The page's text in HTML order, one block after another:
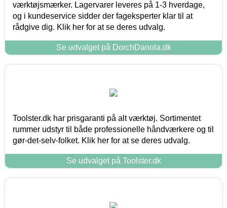
værktøjsmærker. Lagervarer leveres på 1-3 hverdage,
og i kundeservice sidder der fageksperter klar til at
rådgive dig. Klik her for at se deres udvalg.
Se udvalget på DorchDanola.dk
Toolster.dk har prisgaranti på alt værktøj. Sortimentet
rummer udstyr til både professionelle håndværkere og til
gør-det-selv-folket. Klik her for at se deres udvalg.
Se udvalget på Toolster.dk